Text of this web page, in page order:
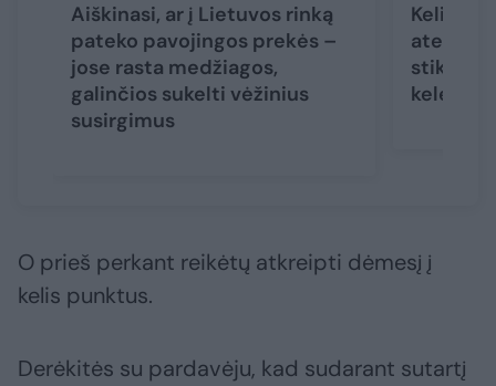
Aiškinasi, ar į Lietuvos rinką
pateko pavojingos prekės –
jose rasta medžiagos,
galinčios sukelti vėžinius
susirgimus
Kelionių
ateitis –
stiklu:
O prieš perkant reikėtų atkreipti dėmesį į
kelis punktus.
Derėkitės su pardavėju, kad sudarant sutartį